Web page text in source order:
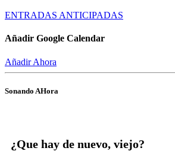
ENTRADAS ANTICIPADAS
Añadir Google Calendar
Añadir Ahora
Sonando AHora
¿Que hay de nuevo, viejo?